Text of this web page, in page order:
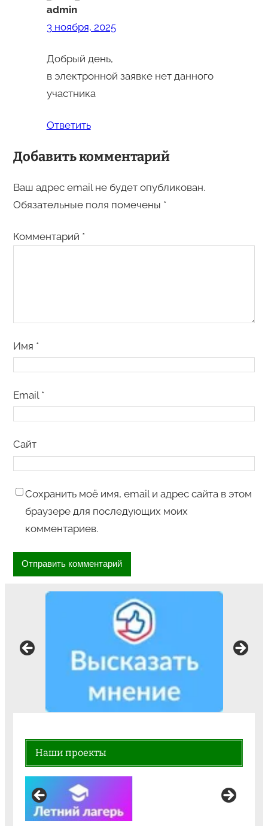
admin
3 ноября, 2025
Добрый день,
в электронной заявке нет данного
участника
Ответить
Добавить комментарий
Ваш адрес email не будет опубликован.
Обязательные поля помечены *
Комментарий *
Имя *
Email *
Сайт
Сохранить моё имя, email и адрес сайта в этом
браузере для последующих моих
комментариев.
Ваше мнение формирует официальный
рейтинг организации:
Наши проекты